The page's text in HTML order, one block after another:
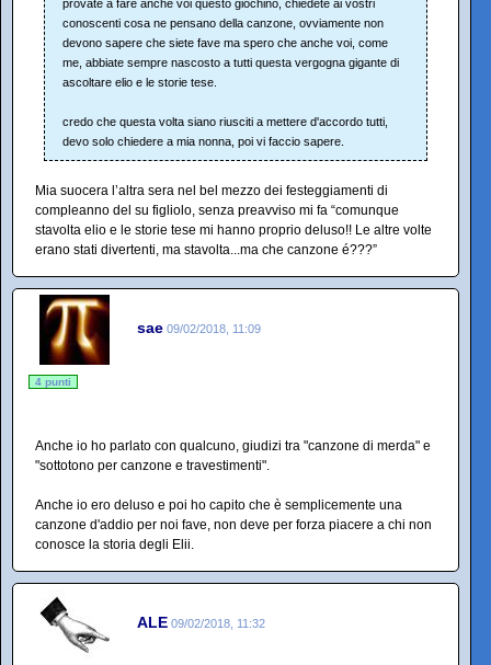
provate a fare anche voi questo giochino, chiedete ai vostri
conoscenti cosa ne pensano della canzone, ovviamente non
devono sapere che siete fave ma spero che anche voi, come
me, abbiate sempre nascosto a tutti questa vergogna gigante di
ascoltare elio e le storie tese.
credo che questa volta siano riusciti a mettere d'accordo tutti,
devo solo chiedere a mia nonna, poi vi faccio sapere.
Mia suocera l’altra sera nel bel mezzo dei festeggiamenti di
compleanno del su figliolo, senza preavviso mi fa “comunque
stavolta elio e le storie tese mi hanno proprio deluso!! Le altre volte
erano stati divertenti, ma stavolta...ma che canzone é???”
sae 09/02/2018, 11:09
4 punti
Anche io ho parlato con qualcuno, giudizi tra "canzone di merda" e
"sottotono per canzone e travestimenti".
Anche io ero deluso e poi ho capito che è semplicemente una
canzone d'addio per noi fave, non deve per forza piacere a chi non
conosce la storia degli Elii.
ALE 09/02/2018, 11:32